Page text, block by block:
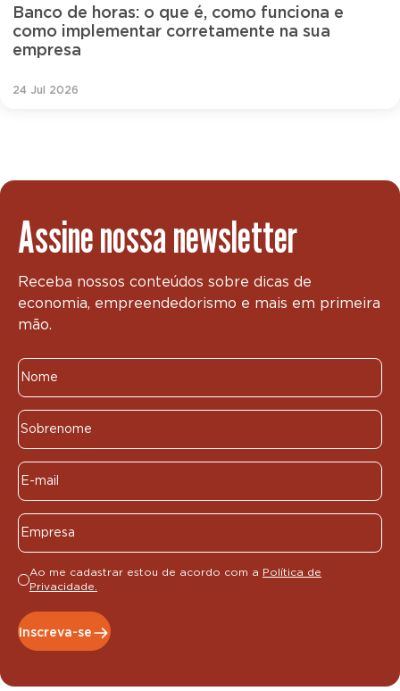
Banco de horas: o que é, como funciona e
como implementar corretamente na sua
empresa
24 Jul 2026
Assine nossa newsletter
Receba nossos conteúdos sobre dicas de
economia, empreendedorismo e mais em primeira
mão.
Ao me cadastrar estou de acordo com a Política de
Privacidade.
Inscreva-se